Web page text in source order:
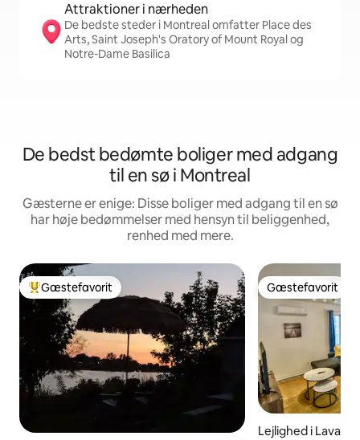
Attraktioner i nærheden
De bedste steder i Montreal omfatter Place des
Arts, Saint Joseph's Oratory of Mount Royal og
Notre-Dame Basilica
De bedst bedømte boliger med adgang
til en sø i Montreal
Gæsterne er enige: Disse boliger med adgang til en sø
har høje bedømmelser med hensyn til beliggenhed,
renhed med mere.
Bedste gæstefavorit
Gæstefavorit Gæstefavorit
Gæstefavorit
Lejlighed i Laval-